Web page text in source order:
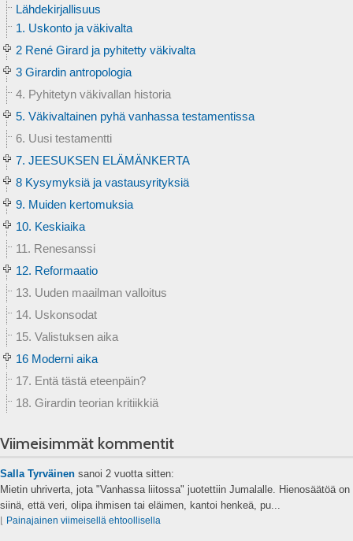
Lähdekirjallisuus
1. Uskonto ja väkivalta
2 René Girard ja pyhitetty väkivalta
3 Girardin antropologia
4. Pyhitetyn väkivallan historia
5. Väkivaltainen pyhä vanhassa testamentissa
6. Uusi testamentti
7. JEESUKSEN ELÄMÄNKERTA
8 Kysymyksiä ja vastausyrityksiä
9. Muiden kertomuksia
10. Keskiaika
11. Renesanssi
12. Reformaatio
13. Uuden maailman valloitus
14. Uskonsodat
15. Valistuksen aika
16 Moderni aika
17. Entä tästä eteenpäin?
18. Girardin teorian kritiikkiä
Viimeisimmät kommentit
Salla Tyrväinen sanoi 2 vuotta sitten:
Mietin uhriverta, jota "Vanhassa liitossa" juotettiin Jumalalle. Hienosäätöä on
siinä, että veri, olipa ihmisen tai eläimen, kantoi henkeä, pu...
⌊ Painajainen viimeisellä ehtoollisella